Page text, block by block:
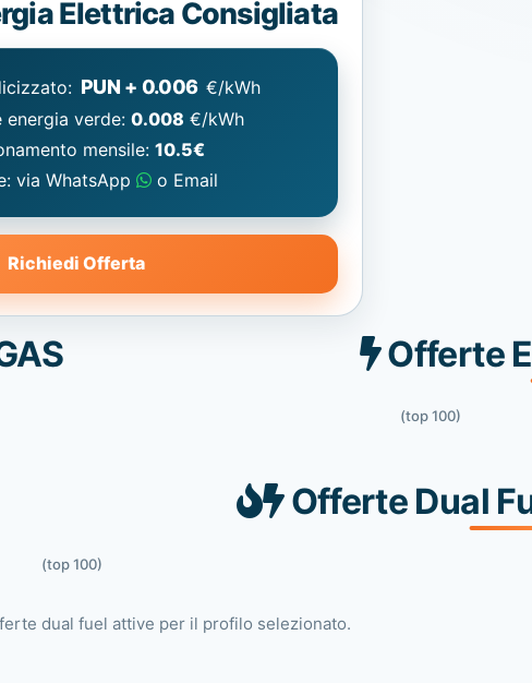
Elettrica Consigliata
PUN + 0.006 €/kWh
verde: 0.008 €/kWh
mensile: 10.5€
via WhatsApp
o Email
Richiedi Offerta
Offerte
(top 100)
Offerte Dual
(top 100)
dual fuel attive per il profilo selezionato.